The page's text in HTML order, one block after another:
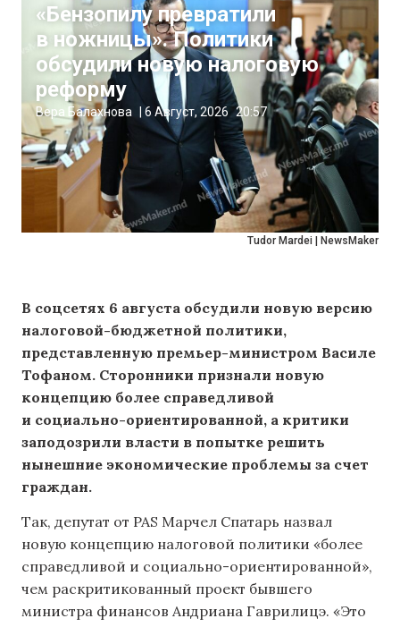
Tudor Mardei | NewsMaker
«Бензопилу превратили
в ножницы». Политики
обсудили новую налоговую
реформу
Вера Балахнова | 6 Август, 2026 20:57
В соцсетях 6 августа обсудили новую версию
налоговой-бюджетной политики,
представленную премьер-министром Василе
Тофаном. Сторонники признали новую
концепцию более справедливой
и социально-ориентированной, а критики
заподозрили власти в попытке решить
нынешние экономические проблемы за счет
граждан.
Так, депутат от PAS Марчел Спатарь назвал
новую концепцию налоговой политики «более
справедливой и социально-ориентированной»,
чем раскритикованный проект бывшего
министра финансов Андриана Гаврилицэ. «Это